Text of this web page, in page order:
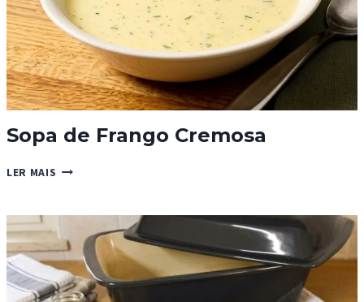
Sopa de Frango Cremosa
LER MAIS SOPA
CREMOSA